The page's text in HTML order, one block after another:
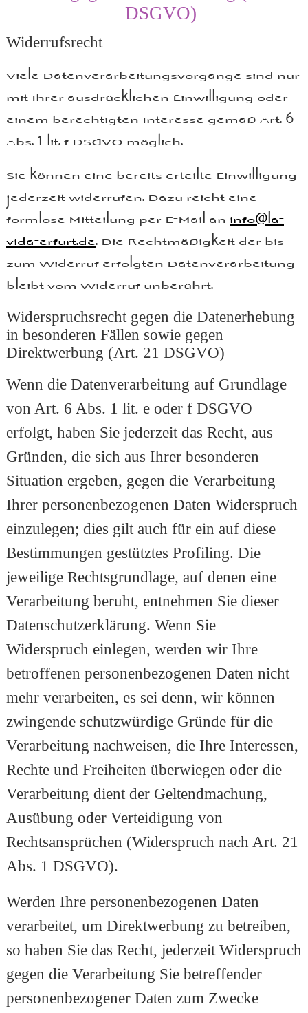
DSGVO)
Widerrufsrecht
Viele Datenverarbeitungsvorgänge sind nur
mit Ihrer ausdrücklichen Einwilligung oder
einem berechtigten Interesse gemäß Art. 6
Abs. 1 lit. f DSGVO möglich.
Sie können eine bereits erteilte Einwilligung
jederzeit widerrufen. Dazu reicht eine
formlose Mitteilung per E-Mail aninfo@la-
vida-erfurt.de. Die Rechtmäßigkeit der bis
zum Widerruf erfolgten Datenverarbeitung
bleibt vom Widerruf unberührt.
Widerspruchsrecht gegen die Datenerhebung
in besonderen Fällen sowie gegen
Direktwerbung (Art. 21 DSGVO)
Wenn die Datenverarbeitung auf Grundlage
von Art. 6 Abs. 1 lit. e oder f DSGVO
erfolgt, haben Sie jederzeit das Recht, aus
Gründen, die sich aus Ihrer besonderen
Situation ergeben, gegen die Verarbeitung
Ihrer personenbezogenen Daten Widerspruch
einzulegen; dies gilt auch für ein auf diese
Bestimmungen gestütztes Profiling. Die
jeweilige Rechtsgrundlage, auf denen eine
Verarbeitung beruht, entnehmen Sie dieser
Datenschutzerklärung. Wenn Sie
Widerspruch einlegen, werden wir Ihre
betroffenen personenbezogenen Daten nicht
mehr verarbeiten, es sei denn, wir können
zwingende schutzwürdige Gründe für die
Verarbeitung nachweisen, die Ihre Interessen,
Rechte und Freiheiten überwiegen oder die
Verarbeitung dient der Geltendmachung,
Ausübung oder Verteidigung von
Rechtsansprüchen (Widerspruch nach Art. 21
Abs. 1 DSGVO).
Werden Ihre personenbezogenen Daten
verarbeitet, um Direktwerbung zu betreiben,
so haben Sie das Recht, jederzeit Widerspruch
gegen die Verarbeitung Sie betreffender
personenbezogener Daten zum Zwecke